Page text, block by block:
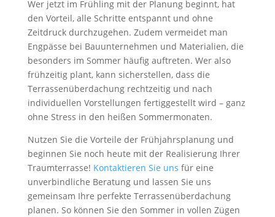
Wer jetzt im Frühling mit der Planung beginnt, hat
den Vorteil, alle Schritte entspannt und ohne
Zeitdruck durchzugehen. Zudem vermeidet man
Engpässe bei Bauunternehmen und Materialien, die
besonders im Sommer häufig auftreten. Wer also
frühzeitig plant, kann sicherstellen, dass die
Terrassenüberdachung rechtzeitig und nach
individuellen Vorstellungen fertiggestellt wird – ganz
ohne Stress in den heißen Sommermonaten.
Nutzen Sie die Vorteile der Frühjahrsplanung und
beginnen Sie noch heute mit der Realisierung Ihrer
Traumterrasse! Kontaktieren Sie uns für eine
unverbindliche Beratung und lassen Sie uns
gemeinsam Ihre perfekte Terrassenüberdachung
planen. So können Sie den Sommer in vollen Zügen